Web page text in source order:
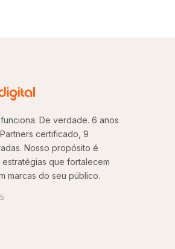
De verdade. 6 anos
certificado, 9
Nosso propósito é
que fortalecem
marcas do seu público.